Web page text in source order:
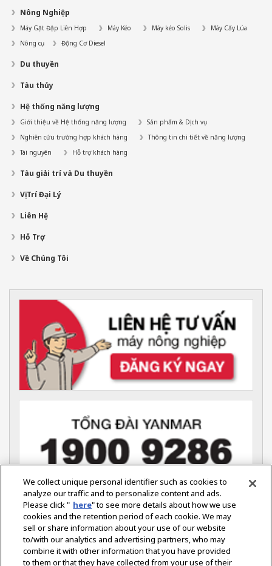
Nông Nghiệp
Máy Gặt Đập Liên Hợp Máy Kéo Máy kéo Solis
Máy Cấy Lúa
Nông cụ
Động Cơ Diesel
Du thuyền
Tàu thủy
Hệ thống năng lượng
Giới thiệu về Hệ thống năng lượng
Sản phẩm & Dịch vụ
Nghiên cứu trường hợp khách hàng
Thông tin chi tiết về năng lượng
Tài nguyên
Hỗ trợ khách hàng
Tàu giải trí và Du thuyền
Vị Trí Đại Lý
Liên Hệ
Hỗ Trợ
Về Chúng Tôi
YANMAR VIỆT NAM (Nông nghiệp)
Tầng 7, Tòa Nhà ITAXA,
126 Nguyễn Thị Minh Khai,
Phường Võ Thị Sáu,
Quận 3, Thành phố Hồ Chí Minh
We collect unique personal identifier such as cookies to
analyze our traffic and to personalize content and ads.
Please click " here" to see more details about how we use
cookies and the retention period of each cookie. We may
sell or share information about your use of our website
to/with our analytics and advertising partners, who may
combine it with other information that you have provided
to them or that they have collected from your use of their